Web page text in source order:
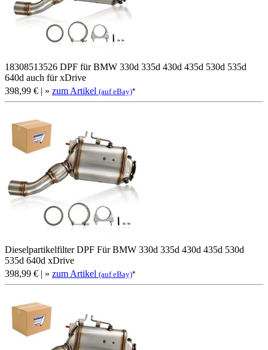
18308513526 DPF für BMW 330d 335d 430d 435d 530d 535d
640d auch für xDrive
398,99 € | » zum Artikel (auf eBay)*
Dieselpartikelfilter DPF Für BMW 330d 335d 430d 435d 530d
535d 640d xDrive
398,99 € | » zum Artikel (auf eBay)*